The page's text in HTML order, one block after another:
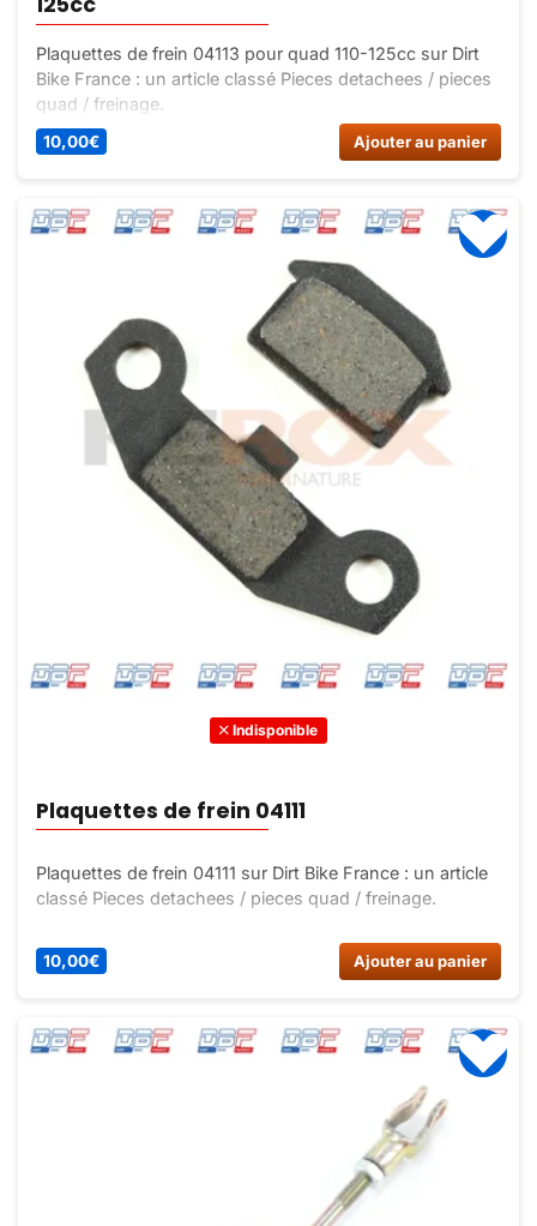
Plaquettes de frein 04113 pour quad 110-125cc sur Dirt
Bike France : un article classé Pieces detachees / pieces
quad / freinage.
10,00€ Ajouter au panier
Indisponible
Plaquettes de frein 04111
Plaquettes de frein 04111 sur Dirt Bike France : un article
classé Pieces detachees / pieces quad / freinage.
10,00€ Ajouter au panier